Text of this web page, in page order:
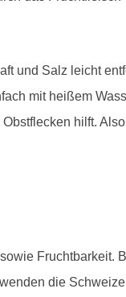
und Salz leicht
mit heißem
hilft.
Fruchtbarkeit.
die